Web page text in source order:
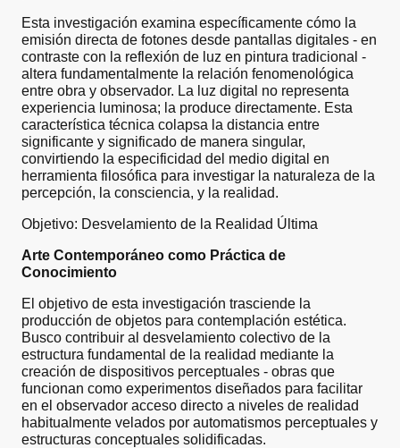
Esta investigación examina específicamente cómo la
emisión directa de fotones desde pantallas digitales - en
contraste con la reflexión de luz en pintura tradicional -
altera fundamentalmente la relación fenomenológica
entre obra y observador. La luz digital no representa
experiencia luminosa; la produce directamente. Esta
característica técnica colapsa la distancia entre
significante y significado de manera singular,
convirtiendo la especificidad del medio digital en
herramienta filosófica para investigar la naturaleza de la
percepción, la consciencia, y la realidad.
Objetivo: Desvelamiento de la Realidad Última
Arte Contemporáneo como Práctica de
Conocimiento
El objetivo de esta investigación trasciende la
producción de objetos para contemplación estética.
Busco contribuir al desvelamiento colectivo de la
estructura fundamental de la realidad mediante la
creación de dispositivos perceptuales - obras que
funcionan como experimentos diseñados para facilitar
en el observador acceso directo a niveles de realidad
habitualmente velados por automatismos perceptuales y
estructuras conceptuales solidificadas.